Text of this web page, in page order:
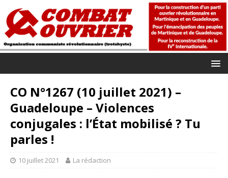
CO N°1267 (10 juillet 2021) –
Guadeloupe – Violences
conjugales : l’État mobilisé ? Tu
parles !
10 juillet 2021 La rédaction